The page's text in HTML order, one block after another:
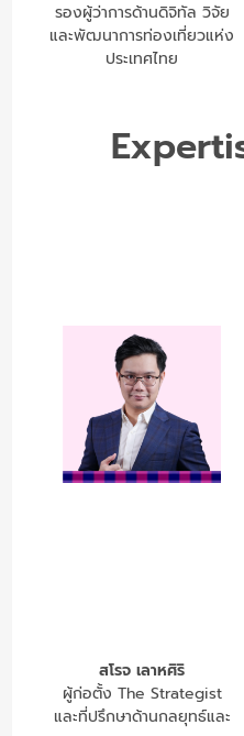
รองผู้ว่าการด้านดิจิทัล วิจัย
และพัฒนาการท่องเที่ยวแห่ง
ประเทศไทย
สโรจ เลาหศิริ
ผู้ก่อตั้ง The Strategist
และที่ปรึกษาด้านกลยุทธ์และ